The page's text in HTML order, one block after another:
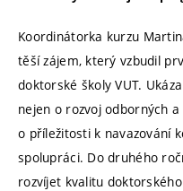
Koordinátorka kurzu
těší zájem, který vzbudil
doktorské školy VUT.
nejen o rozvoj odborných
o příležitosti k navazování
spolupráci. Do druhého
rozvíjet kvalitu